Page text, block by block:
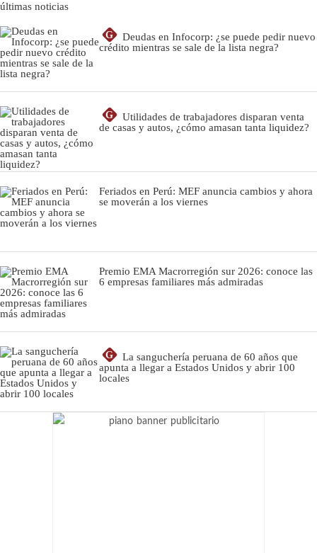
últimas noticias
G
Deudas en Infocorp: ¿se puede pedir nuevo
crédito mientras se sale de la lista negra?
G
Utilidades de trabajadores disparan venta
de casas y autos, ¿cómo amasan tanta liquidez?
Feriados en Perú: MEF anuncia cambios y ahora
se moverán a los viernes
Premio EMA Macrorregión sur 2026: conoce las
6 empresas familiares más admiradas
G
La sanguchería peruana de 60 años que
apunta a llegar a Estados Unidos y abrir 100
locales